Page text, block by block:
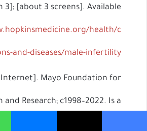
3]; [about 3 screens]. Available
health/c
and-diseases/male-infertility
Mayo Foundation for
Research; c1998–2022. Is a